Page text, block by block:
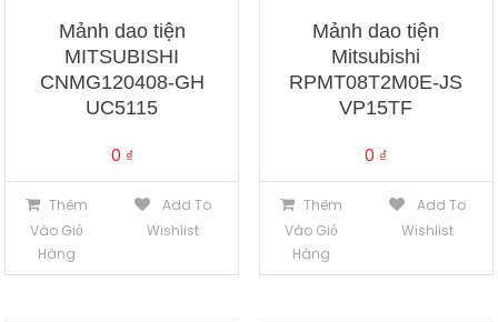
Mảnh dao tiện
MITSUBISHI
CNMG120408-GH
UC5115
0 ₫
Thêm
Vào Giỏ
Hàng
Add To
Wishlist
Mảnh dao tiện
Mitsubishi
RPMT08T2M0E-JS
VP15TF
0 ₫
Thêm
Vào Giỏ
Hàng
Add To
Wishlist